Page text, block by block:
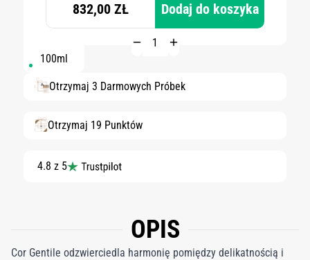
832,00 ZŁ Dodaj do koszyka
100ml
Otrzymaj 3 Darmowych Próbek
Otrzymaj 19 Punktów
4.8 z 5
OPIS
Cor Gentile odzwierciedla harmonię pomiędzy delikatnością i